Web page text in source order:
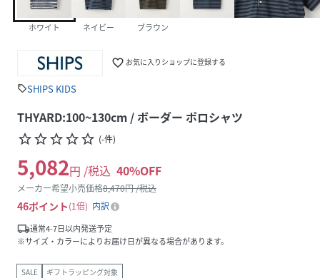
ホワイト ネイビー ブラウン
favorite_border お気に入りショップに登録する
sellSHIPS KIDS
THYARD:100~130cm / ボーダー ポロシャツ
star_borderstar_borderstar_borderstar_borderstar_border (-件)
5,082円 /税込 40%OFF
メーカー希望小売価格8,470円 /税込
46ポイント 1倍
内訳
local_shipping通常4-7日以内発送予定
※サイズ・カラーによりお届け日が異なる場合があります。
SALE ギフトラッピング対象